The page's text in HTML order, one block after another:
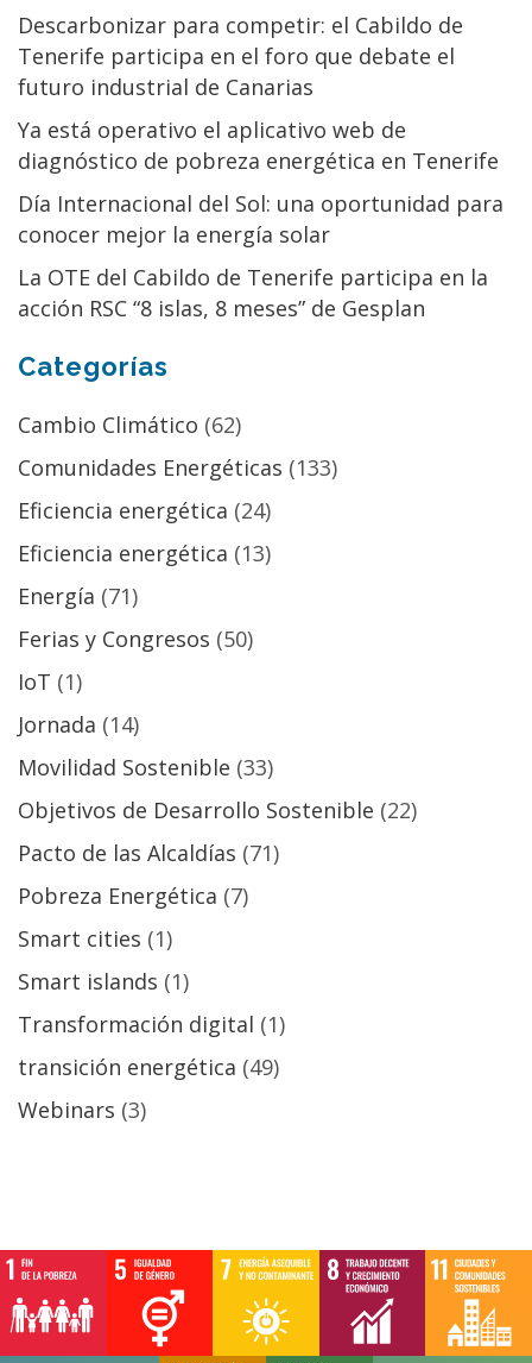
Descarbonizar para competir: el Cabildo de
Tenerife participa en el foro que debate el
futuro industrial de Canarias
Ya está operativo el aplicativo web de
diagnóstico de pobreza energética en Tenerife
Día Internacional del Sol: una oportunidad para
conocer mejor la energía solar
La OTE del Cabildo de Tenerife participa en la
acción RSC “8 islas, 8 meses” de Gesplan
Categorías
Cambio Climático (62)
Comunidades Energéticas (133)
Eficiencia energética (24)
Eficiencia energética (13)
Energía (71)
Ferias y Congresos (50)
IoT (1)
Jornada (14)
Movilidad Sostenible (33)
Objetivos de Desarrollo Sostenible (22)
Pacto de las Alcaldías (71)
Pobreza Energética (7)
Smart cities (1)
Smart islands (1)
Transformación digital (1)
transición energética (49)
Webinars (3)